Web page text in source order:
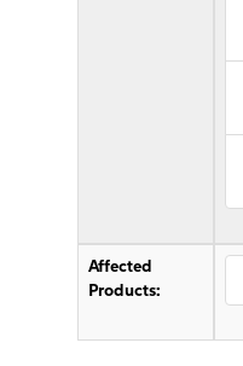
Affected
Products: